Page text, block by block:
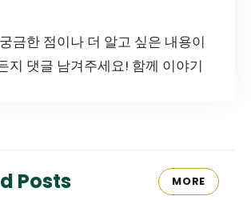
금한 점이나 더 알고 싶은 내용이
지 댓글 남겨주세요! 함께 이야기
Posts MORE